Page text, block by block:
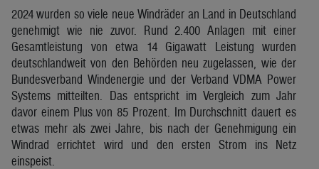
2024 wurden so viele neue Windräder an Land in Deutschland
genehmigt wie nie zuvor. Rund 2.400 Anlagen mit einer
Gesamtleistung von etwa 14 Gigawatt Leistung wurden
deutschlandweit von den Behörden neu zugelassen, wie der
Bundesverband Windenergie und der Verband VDMA Power
Systems mitteilten. Das entspricht im Vergleich zum Jahr
davor einem Plus von 85 Prozent. Im Durchschnitt dauert es
etwas mehr als zwei Jahre, bis nach der Genehmigung ein
Windrad errichtet wird und den ersten Strom ins Netz
einspeist.